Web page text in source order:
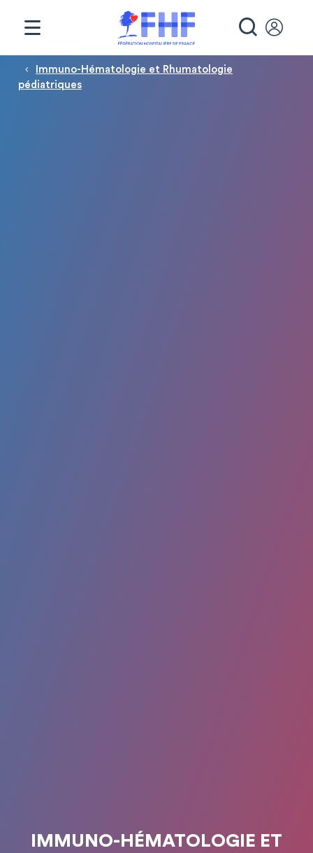
Fil d'Ariane
Immuno-Hématologie et Rhumatologie
pédiatriques
IMMUNO-HÉMATOLOGIE ET
Panneau de gestion des cookies